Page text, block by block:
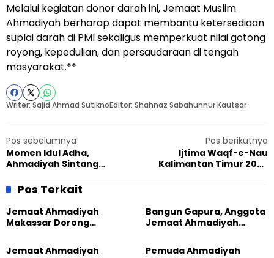
Melalui kegiatan donor darah ini, Jemaat Muslim
Ahmadiyah berharap dapat membantu ketersediaan
suplai darah di PMI sekaligus memperkuat nilai gotong
royong, kepedulian, dan persaudaraan di tengah
masyarakat.**
Writer: Sajid Ahmad SutiknoEditor: Shahnaz Sabahunnur Kautsar
Pos sebelumnya
Momen Idul Adha,
Ahmadiyah Sintang
Kurban untuk Dhuafa
Pos berikutnya
Ijtima Waqf-e-Nau
Kalimantan Timur 2026
dan Parenting
Pos Terkait
Jemaat Ahmadiyah
Makassar Dorong
Lewat Edukasi Ekoteologi
Bangun Gapura, Anggota
Jemaat Ahmadiyah
Sambut HUT RI ke-81
Jemaat Ahmadiyah
Pemuda Ahmadiyah